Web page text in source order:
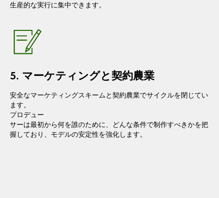
生産的な実行に集中できます。
5. マーケティングと契約農業
安全なマーケティングスキームと契約農業でサイクルを閉じてい
ます。
プロデュー
サーは最初から何を誰のために、どんな条件で制作すべきかを把
握しており、モデルの安定性を強化します。